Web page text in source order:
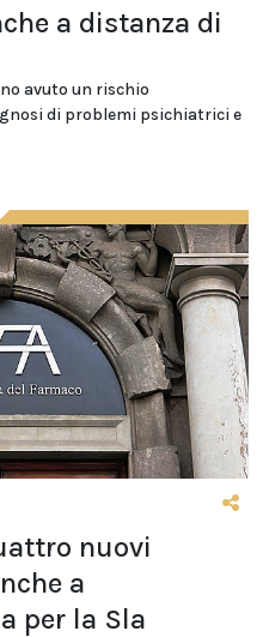
a distanza di
avuto un rischio
di problemi psichiatrici e
nuovi
a
per la Sla